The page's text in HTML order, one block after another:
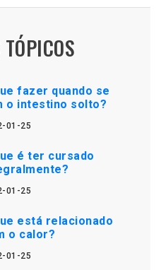
fazer quando se
o intestino solto?
01-25
é ter cursado
01-25
está relacionado
o calor?
01-25